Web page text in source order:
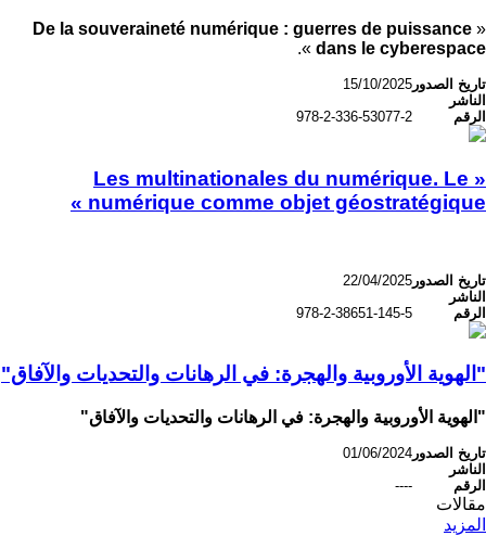
«
De la souveraineté numérique : guerres de puissance
dans le cyberespace
».
تاريخ الصدور 15/10/2025
الناشر
الرقم
978-2-336-53077-2
« Les multinationales du numérique. Le
numérique comme objet géostratégique »
تاريخ الصدور 22/04/2025
الناشر
الرقم
978-2-38651-145-5
"الهوية الأوروبية والهجرة: في الرهانات والتحديات والآفاق"
"الهوية الأوروبية والهجرة: في الرهانات والتحديات والآفاق"
تاريخ الصدور 01/06/2024
الناشر
الرقم
----
مقالات
المزيد